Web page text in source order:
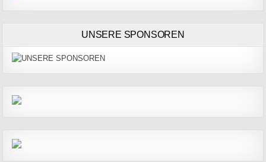
UNSERE SPONSOREN